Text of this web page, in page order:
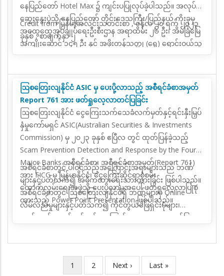
FATF) ဖြစ်ပါသည်။
၃။ FATF နှင့် FATF ကဲ့သို့ ပုံစံတူဖွဲ့စည်းထားသည့် ဒေသ
တွင်းအဖွဲ့အစည်းများမှ အဖွဲ့ဝင် နိုင်ငံများသည် FATF မှထုတ်
ပြန်ထားသည့် Methodology ပါ စံနှုန်းသတ်မှတ်ချက်များအား
လိုက်နာအကောင်အထည်ဖော်ဆောင်ရွက်ရန် လိုအပ်ပါသည်။
အပြန်အလှန်အကဲဖြတ်ခြင်း (Mutual Evaluation-ME)
လုပ်ငန်းစဉ် ဆောင်ရွက်ပြီး FATF ၏ အကြံပြုချက် ၄၀ ပါ
စံနှုန်းသတ်မှတ်ချက်ဖြင့် အကဲဖြတ်ခြင်းများ ဆောင်ရွက်
ပါသည်။ မြန်မာနိုင်ငံ၏ အဖွဲ့ဝင်နိုင်ငံအချင်းချင်း အပြန်အလှန်
အကဲဖြတ်ချက် အစီ ရင်ခံစာပါ အကြံပြုချက် ၄၀ အနက် ၂၀၂၅
ခုနှစ်အထိ ၂၆ ချက်သည် စံနှုန်းသတ်မှတ်ချက်တိုးမြှင့်
ကောင်းမွန်ရရှိခဲ့ပါသည်။ အခြားဒေသတွင်းနိုင်ငံများထက်
စံနှုန်းသတ်မှတ်ချက်ပိုမိုတိုးတက် ကောင်းမွန်ခဲ့ပါသည်။
၄။ မြန်မာနိုင်ငံအနေဖြင့် FATF မှထုတ်ပြန်ထားသည့်
Methodology ပါ စံနှုန်းသတ်မှတ်ချက် များအား လိုက်နာ၍
AML/ CFT/ CPF ဆိုင်ရာလုပ်ငန်းများကို စဉ်ဆက်မပြတ်
(Action Plan) များအား ကိုဗစ် ၁၉ ကူးစက်ရောဂါဖြစ်ပွားမှုနှင့်
အခြားဆက်စပ်အခြေအနေများကြောင့် သတ်မှတ်ကာလ
အတွင်း ပြီးမြောက်‌အောင်ဆောင်ရွက်နိုင်ခြင်း မရှိသဖြင့် ၂၀၂၂
နေပြည်တော် Hotel Max ၌ ကျင်းပပြုလုပ်ခဲ့ပါသည်။ အလုပ်ရုံ
ဆွေးနွေးပွဲသို့ နေပြည်တော် တိုင်းဒေသကြီး/ပြည်နယ် ကိုးခုမှ
အထွေထွေအုပ်ချုပ်ရေးဦးစီးဌာန အရာထမ်း ၂၆ ဦး၊ အိမ်ခြံမြေ
အကျိုးဆောင် ၁၄၅ ဦး နှင့် အဖိုးတန်သတ္တု (ရွှေ) ရောင်းဝယ်သူ
၄၅ ဦး စုစုပေါင်း ၂၁၆ ဦး တက်ရောက်ခဲ့ကြောင်း သိရှိရ
Credit from မြန်မာ့အလင်းသတင်းစာ , ဇွန်လ ၂၁ ရက် ၂၀၂၃
ခုနှစ် , စာမျက်နှာ ၂
ဩစတြေးလျနိုင်ငံ ASIC မှ ပေးပို့လာသည့် အစီရင်ခံစာအမှတ်
Report 761 အား ဖတ်ရှုလေ့လာတင်ပြခြင်း
ဩစတြေးလျနိုင်ငံ ငွေကြေးသက်သေခံလက်မှတ်နှင့်ရင်းနှီးမြှပ်
နှံမှုကော်မရှင် ASIC(Australian Securities & Investments
Commission) မှ ၂၀၂၃ ခုနှစ် ဧပြီလ တွင် ထုတ်ပြန်ခဲ့သည့်
Scam Prevention Detection and Response by the Four
Major Banks အစီရင်ခံစာ၊ အစီရင်ခံစာအမှတ်(Report 761)
အား FICG မှ မြန်မာနိုင်ငံ၊ ငွေကြေးဆိုင်ရာစုံစမ်း
ထောက်လှမ်းရေးအဖွဲ့သို့ ပေးပို့လာမှုအပေါ် ဖတ်ရှုလေ့လာပြုစု
ထားသည့် Power Point Presentation ဖြစ်ပါသည်။
အစီရင်ခံစာတွင် ပါဝင်သည့်အကြောင်းအရာများသည် ဘဏ်
များနှင့်ပတ်သက်၍ အဓိကထားရေးသားထားခြင်း ဖြစ်ပါသည်။
အစီရင်ခံစာတွင် ဩစတြေးလျနိုင်ငံရှိ ဘဏ်များမှ Online
လိမ်လည်မှုများနှင့်ပတ်သက်၍ ကိုင်တွယ်ဖြေရှင်းပုံများ၊
ဆက်လက်ဆောင်ရွက်မည့်အကြောင်းအရာများအား ဖော်ပြထား
လက်ရှိ
1 Page
2
Next
Next ›
Last
Last »